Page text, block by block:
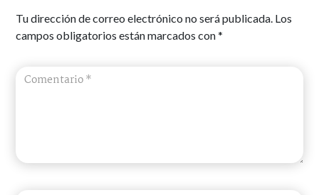
Tu dirección de correo electrónico no será publicada. Los
campos obligatorios están marcados con*